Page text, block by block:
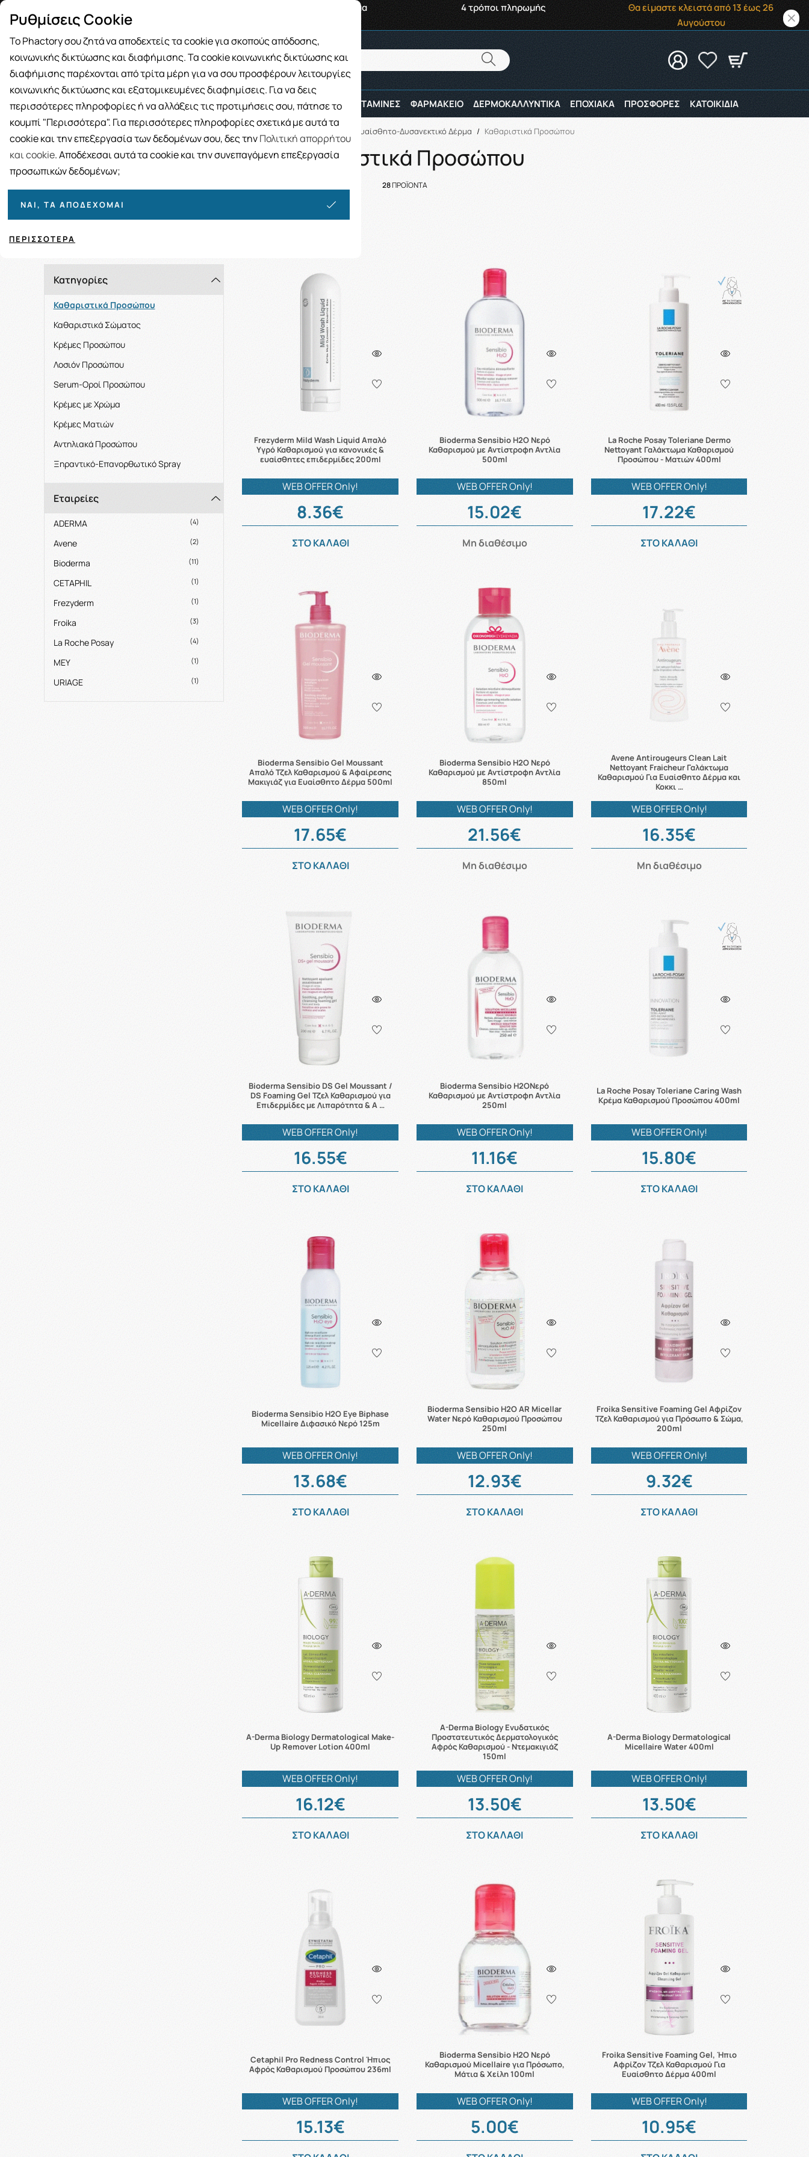
των 49€
Παραλαβή από το Κατάστημα 4 τρόποι πληρωμής
Θα είμαστε κλειστά από 13 έως 26
Αυγούστου
Αναζήτηση
BRANDS ΓΥΝΑΙΚΑ ΑΝΔΡΑΣ ΜΗΤΕΡΑ ΚΑΙ ΠΑΙΔΙ ΑΘΛΗΤΕΣ ΒΙΤΑΜΙΝΕΣ ΦΑΡΜΑΚΕΙΟ ΔΕΡΜΟΚΑΛΛΥΝΤΙΚΑ ΕΠΟΧΙΑΚΑ ΠΡΟΣΦΟΡΕΣ ΚΑΤΟΙΚΙΔΙΑ
Αναζήτηση
Αρχική ΔΕΡΜΟΚΑΛΛΥΝΤΙΚΑ Ευαίσθητο-Δυσανεκτικό Δέρμα / Καθαριστικά Προσώπου
Καθαριστικά Προσώπου
28ΠΡΟΪΟΝΤΑ
Ταξινόμηση
Κατηγορίες
Καθαριστικά Προσώπου
Καθαριστικά Σώματος
Κρέμες Προσώπου
Λοσιόν Προσώπου
Serum-Oροί Προσώπου
Κρέμες με Χρώμα
Κρέμες Ματιών
Αντηλιακά Προσώπου
Ξηραντικό-Επανορθωτικό Spray
Εταιρείες
ADERMA (4)
Avene (2)
Bioderma (11)
CETAPHIL (1)
Frezyderm (1)
Froika (3)
La Roche Posay (4)
MEY (1)
URIAGE (1)
Frezyderm Mild Wash Liquid Απαλό
Υγρό Καθαρισμού για κανονικές &
ευαίσθητες επιδερμίδες 200ml
WEB OFFER Only!
8.36€
ΣΤΟ ΚΑΛΑΘΙ
Bioderma Sensibio H2O Νερό
Καθαρισμού με Αντίστροφη Αντλία
500ml
WEB OFFER Only!
15.02€
Μη διαθέσιμο
La Roche Posay Toleriane Dermo
Nettoyant Γαλάκτωμα Καθαρισμού
Προσώπου - Ματιών 400ml
WEB OFFER Only!
17.22€
ΣΤΟ ΚΑΛΑΘΙ
Bioderma Sensibio Gel Moussant
Απαλό Τζελ Καθαρισμού & Αφαίρεσης
Μακιγιάζ για Ευαίσθητο Δέρμα 500ml
WEB OFFER Only!
17.65€
ΣΤΟ ΚΑΛΑΘΙ
Bioderma Sensibio H2O Νερό
Καθαρισμού με Αντίστροφη Αντλία
850ml
WEB OFFER Only!
21.56€
Μη διαθέσιμο
Avene Antirougeurs Clean Lait
Nettoyant Fraicheur Γαλάκτωμα
Καθαρισμού Για Ευαίσθητο Δέρμα και
Κοκκι …
WEB OFFER Only!
16.35€
Μη διαθέσιμο
Bioderma Sensibio DS Gel Moussant /
DS Foaming Gel Τζελ Καθαρισμού για
Επιδερμίδες με Λιπαρότητα & Α …
WEB OFFER Only!
16.55€
ΣΤΟ ΚΑΛΑΘΙ
Bioderma Sensibio H2OΝερό
Καθαρισμού με Αντίστροφη Αντλία
250ml
WEB OFFER Only!
11.16€
ΣΤΟ ΚΑΛΑΘΙ
La Roche Posay Toleriane Caring Wash
Κρέμα Καθαρισμού Προσώπου 400ml
WEB OFFER Only!
15.80€
ΣΤΟ ΚΑΛΑΘΙ
Bioderma Sensibio H2O Eye Biphase
Micellaire Διφασικό Νερό 125m
WEB OFFER Only!
13.68€
ΣΤΟ ΚΑΛΑΘΙ
Bioderma Sensibio H2O AR Micellar
Water Νερό Καθαρισμού Προσώπου
250ml
WEB OFFER Only!
12.93€
ΣΤΟ ΚΑΛΑΘΙ
Froika Sensitive Foaming Gel Αφρίζον
Τζελ Καθαρισμού για Πρόσωπο & Σώμα,
200ml
WEB OFFER Only!
9.32€
ΣΤΟ ΚΑΛΑΘΙ
A-Derma Biology Dermatological Make-
Up Remover Lotion 400ml
WEB OFFER Only!
16.12€
ΣΤΟ ΚΑΛΑΘΙ
A-Derma Biology Ενυδατικός
Προστατευτικός Δερματολογικός
Αφρός Καθαρισμού - Ντεμακιγιάζ
150ml
WEB OFFER Only!
13.50€
ΣΤΟ ΚΑΛΑΘΙ
A-Derma Biology Dermatological
Micellaire Water 400ml
WEB OFFER Only!
13.50€
ΣΤΟ ΚΑΛΑΘΙ
Cetaphil Pro Redness Control Ήπιος
Αφρός Καθαρισμού Προσώπου 236ml
WEB OFFER Only!
15.13€
Bioderma Sensibio H2O Νερό
Καθαρισμού Micellaire για Πρόσωπο,
Μάτια & Χείλη 100ml
WEB OFFER Only!
5.00€
Froika Sensitive Foaming Gel, Ήπιο
Αφρίζον Τζελ Καθαρισμού Για
Ευαίσθητο Δέρμα 400ml
WEB OFFER Only!
10.95€
Ρυθμίσεις Cookie
Το Phactory σου ζητά να αποδεχτείς τα cookie για σκοπούς απόδοσης,
κοινωνικής δικτύωσης και διαφήμισης. Τα cookie κοινωνικής δικτύωσης και
διαφήμισης παρέχονται από τρίτα μέρη για να σου προσφέρουν λειτουργίες
κοινωνικής δικτύωσης και εξατομικευμένες διαφημίσεις. Για να δεις
περισσότερες πληροφορίες ή να αλλάξεις τις προτιμήσεις σου, πάτησε το
κουμπί "Περισσότερα". Για περισσότερες πληροφορίες σχετικά με αυτά τα
cookie και την επεξεργασία των δεδομένων σου, δες τηνΠολιτική απορρήτου
και cookie. Αποδέχεσαι αυτά τα cookie και την συνεπαγόμενη επεξεργασία
προσωπικών δεδομένων;
ΝΑΙ, ΤΑ ΑΠΟΔΈΧΟΜΑΙ
ΠΕΡΙΣΣΌΤΕΡΑ